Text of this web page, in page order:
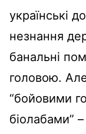
українські
незнання
банальні
головою.
“бойовими
біолабами”